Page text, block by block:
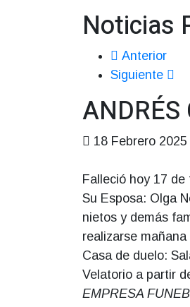
Noticias
Anterior
Siguiente
ANDRÉS
18 Febrero 2025
Falleció hoy 17
Su Esposa: Olga
nietos y demás
realizarse mañana
Casa de duelo:
Velatorio a partir
EMPRESA